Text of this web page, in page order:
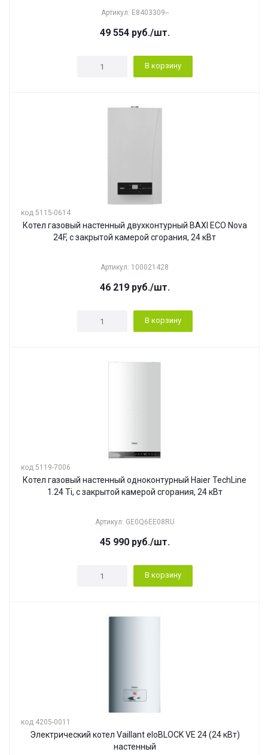
Артикул: E8403309--
49 554руб./шт.
В корзину
код 5115-0614
Котел газовый настенный двухконтурный BAXI ECO Nova
24F, с закрытой камерой сгорания, 24 кВт
Артикул: 100021428
46 219руб./шт.
В корзину
код 5119-7006
Котел газовый настенный одноконтурный Haier TechLine
1.24 Ti, с закрытой камерой сгорания, 24 кВт
Артикул: GE0Q6EE08RU
45 990руб./шт.
В корзину
код 4205-0011
Электрический котел Vaillant eloBLOCK VE 24 (24 кВт)
настенный